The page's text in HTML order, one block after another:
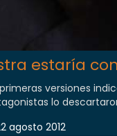
estaría
versiones
lo
agosto 2012